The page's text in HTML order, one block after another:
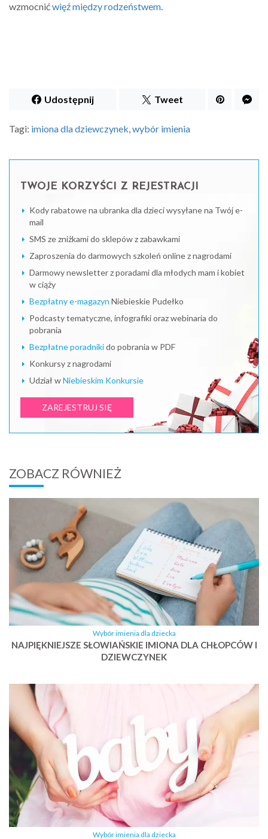
wzmocnićwięź między rodzeństwem.
Udostępnij Tweet
Tagi: imiona dla dziewczynek,wybór imienia
TWOJE KORZYŚCI Z REJESTRACJI
Kody rabatowe na ubranka dla dzieci wysyłane na Twój e-
mail
SMS ze zniżkami do sklepów z zabawkami
Zaproszenia do darmowych szkoleń online z nagrodami
Darmowy newsletter z poradami dla młodych mam i kobiet
w ciąży
Bezpłatny e-magazyn Niebieskie Pudełko
Podcasty tematyczne, infografiki oraz webinaria do
pobrania
Bezpłatne poradnikido pobrania w PDF
Konkursy z nagrodami
Udział wNiebieskim Konkursie
ZAREJESTRUJ SIĘ
ZOBACZ RÓWNIEŻ
Wybór imienia dla dziecka
NAJPIĘKNIEJSZE SŁOWIAŃSKIE IMIONA DLA CHŁOPCÓW I
DZIEWCZYNEK
Wybór imienia dla dziecka